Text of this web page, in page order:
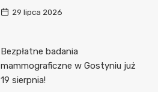
29 lipca 2026
Bezpłatne badania
mammograficzne w Gostyniu już
19 sierpnia!